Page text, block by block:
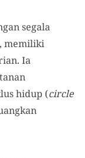
segala
memiliki
Ia
hidup (circle